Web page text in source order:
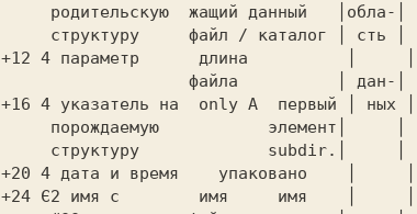
     структуру     файл / каталог │ сть │
+12 4 параметр      длина          │     │
                   файла          │ дан-│
+16 4 указатель на  only A  первый │ ных │
     структуру             subdir.│     │
+20 4 дата и время    упаковано    │     │
+24 Є2 имя с        имя     имя    │     │